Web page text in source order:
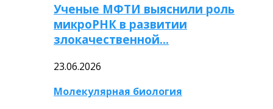
Ученые МФТИ выяснили роль
микроРНК в развитии
злокачественной…
23.06.2026
Молекулярная биология